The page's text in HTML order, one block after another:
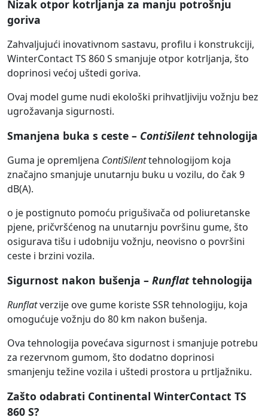
Nizak otpor kotrljanja za manju potrošnju
goriva
Zahvaljujući inovativnom sastavu, profilu i konstrukciji,
WinterContact TS 860 S smanjuje otpor kotrljanja, što
doprinosi većoj uštedi goriva.
Ovaj model gume nudi ekološki prihvatljiviju vožnju bez
ugrožavanja sigurnosti.
Smanjena buka s ceste – ContiSilenttehnologija
Guma je opremljena ContiSilenttehnologijom koja
značajno smanjuje unutarnju buku u vozilu, do čak 9
dB(A).
o je postignuto pomoću prigušivača od poliuretanske
pjene, pričvršćenog na unutarnju površinu gume, što
osigurava tišu i udobniju vožnju, neovisno o površini
ceste i brzini vozila.
Sigurnost nakon bušenja – Runflattehnologija
Runflatverzije ove gume koriste SSR tehnologiju, koja
omogućuje vožnju do 80 km nakon bušenja.
Ova tehnologija povećava sigurnost i smanjuje potrebu
za rezervnom gumom, što dodatno doprinosi
smanjenju težine vozila i uštedi prostora u prtljažniku.
Zašto odabrati Continental WinterContact TS
860 S?